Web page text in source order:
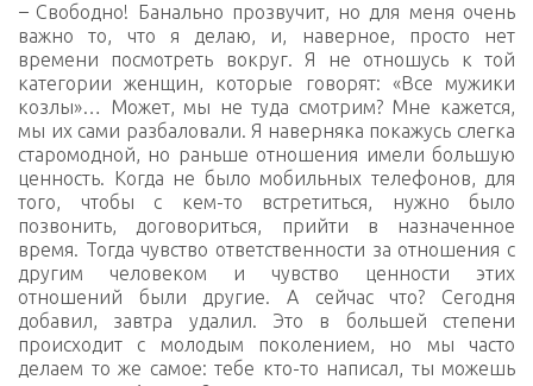
– Свободно! Банально прозвучит, но для меня очень
важно то, что я делаю, и, наверное, просто нет
времени посмотреть вокруг. Я не отношусь к той
категории женщин, которые говорят: «Все мужики
козлы»… Может, мы не туда смотрим? Мне кажется,
мы их сами разбаловали. Я наверняка покажусь слегка
старомодной, но раньше отношения имели большую
ценность. Когда не было мобильных телефонов, для
того, чтобы с кем-то встретиться, нужно было
позвонить, договориться, прийти в назначенное
время. Тогда чувство ответственности за отношения с
другим человеком и чувство ценности этих
отношений были другие. А сейчас что? Сегодня
добавил, завтра удалил. Это в большей степени
происходит с молодым поколением, но мы часто
делаем то же самое: тебе кто-то написал, ты можешь